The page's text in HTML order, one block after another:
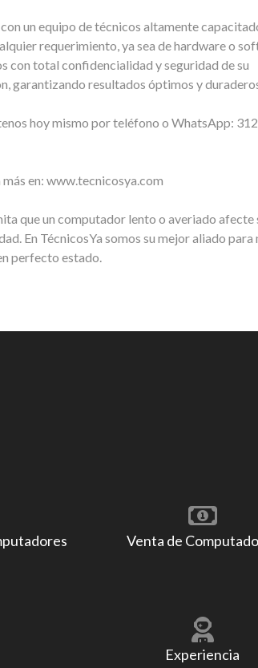
un equipo de técnicos altamente
requerimiento, ya sea de hardware o
con total confidencialidad y seguridad de su
garantizando resultados óptimos y
hoy mismo por teléfono o WhatsApp:
más en: www.tecnicosya.com
que un computador lento o averiado afecte
En TécnicosYa somos su mejor aliado para
perfecto estado.
Venta de
Experiencia